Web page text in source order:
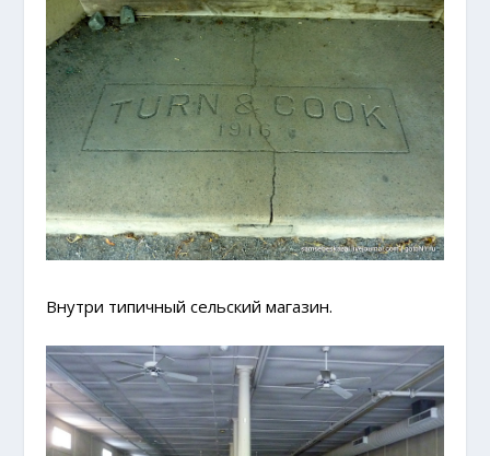
Внутри типичный сельский магазин.